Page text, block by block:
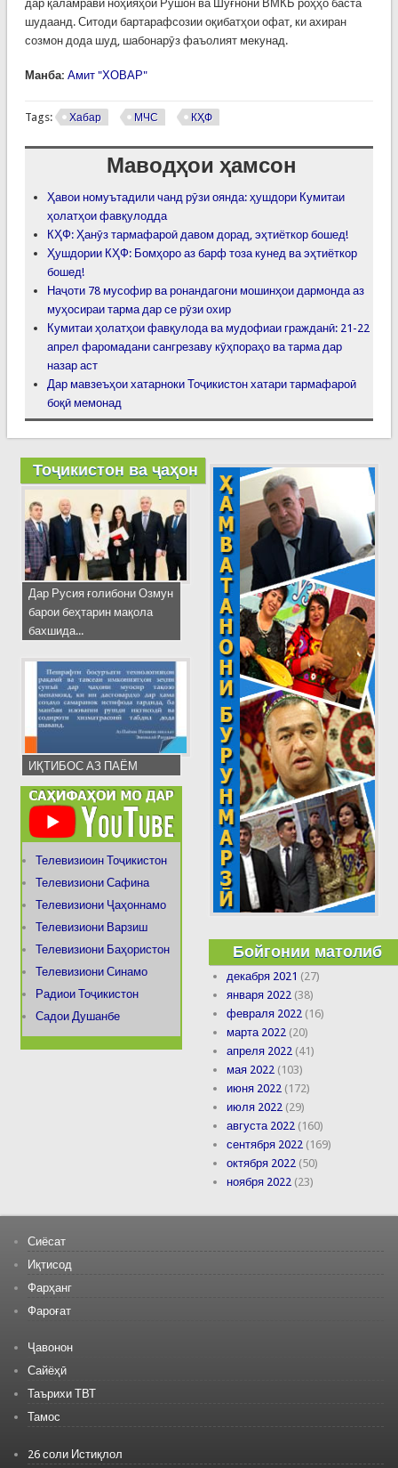
дар қаламрави ноҳияҳои Рӯшон ва Шуғнони ВМКБ роҳҳо баста
шудаанд. Ситоди бартарафсозии оқибатҳои офат, ки ахиран
созмон дода шуд, шабонарӯз фаъолият мекунад.
Манба: Амит "ХОВАР"
Tags: Хабар МЧС КҲФ
Маводҳои ҳамсон
Ҳавои номуътадили чанд рӯзи оянда: ҳушдори Кумитаи
ҳолатҳои фавқулодда
КҲФ: Ҳанӯз тармафароӣ давом дорад, эҳтиёткор бошед!
Ҳушдории КҲФ: Бомҳоро аз барф тоза кунед ва эҳтиёткор
бошед!
Наҷоти 78 мусофир ва ронандагони мошинҳои дармонда аз
муҳосираи тарма дар се рӯзи охир
Кумитаи ҳолатҳои фавқулода ва мудофиаи гражданӣ: 21-22
апрел фаромадани сангрезаву кӯҳпораҳо ва тарма дар
назар аст
Дар мавзеъҳои хатарноки Тоҷикистон хатари тармафароӣ
боқӣ мемонад
Тоҷикистон ва ҷаҳон
Дар Русия ғолибони Озмун
барои беҳтарин мақола
бахшида...
ИҚТИБОС АЗ ПАЁМ
Телевизиоин Тоҷикистон
Телевизиони Сафина
Телевизиони Ҷаҳоннамо
Телевизиони Варзиш
Телевизиони Баҳористон
Телевизиони Синамо
Радиои Тоҷикистон
Садои Душанбе
Бойгонии матолиб
декабря 2021 (27)
января 2022 (38)
февраля 2022 (16)
марта 2022 (20)
апреля 2022 (41)
мая 2022 (103)
июня 2022 (172)
июля 2022 (29)
августа 2022 (160)
сентября 2022 (169)
октября 2022 (50)
ноября 2022 (23)
Сиёсат
Иқтисод
Фарҳанг
Фароғат
Ҷавонон
Сайёҳӣ
Таърихи ТВТ
Тамос
26 соли Истиқлол